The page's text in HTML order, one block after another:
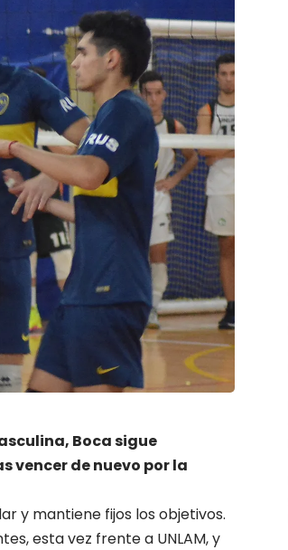
Boca sigue
vencer de nuevo por la
y mantiene fijos los objetivos.
esta vez frente a UNLAM, y